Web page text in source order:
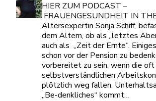
HIER ZUM PODCAST –
FRAUENGESUNDHEIT IN
Altersexpertin Sonja Schiff,
dem Altern, ob als „letztes
auch als „Zeit der Ernte“.
schon vor der Pension zu
vorbereitet zu sein, wenn die oft
selbstverständlichen
plötzlich weg fallen.
„Be-denkliches“ kommt…